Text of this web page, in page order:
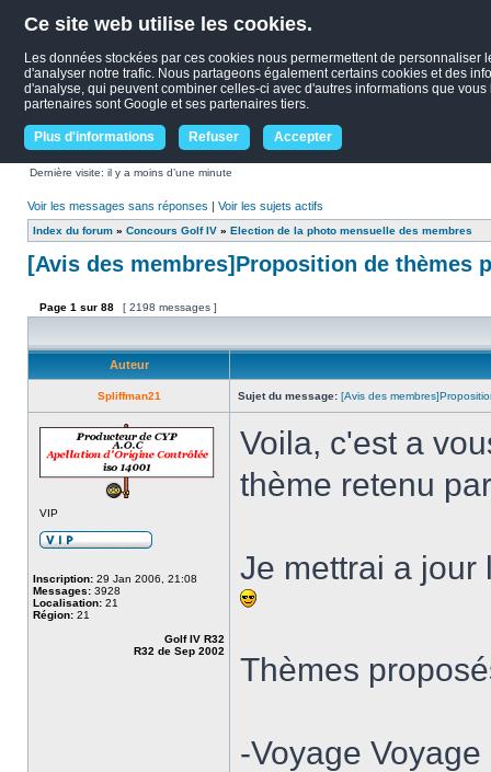
Ce site web utilise les cookies.
Les données stockées par ces cookies nous permermettent de
d'analyser notre trafic. Nous partageons également certains cookies et des
d'analyse, qui peuvent combiner celles-ci avec d'autres informations que
partenaires sont Google et ses partenaires tiers.
Plus d'informations Refuser Accepter
Dernière visite: il y a moins d’une minute
Voir les messages sans réponses | Voir les sujets actifs
Index du forum » Concours Golf IV » Election de la photo mensuelle des membres
[Avis des membres]Proposition de thèmes
Page 1 sur 88 [ 2198 messages ]
Auteur
Spliffman21 Sujet du message: [Avis des
VIP
Inscription: 29 Jan 2006, 21:08
Messages: 3928
Localisation: 21
Région: 21
Golf IV R32
R32 de Sep 2002
Voila, c'est a
thème retenu
Je mettrai a jour
Thèmes
-Voyage Voyage